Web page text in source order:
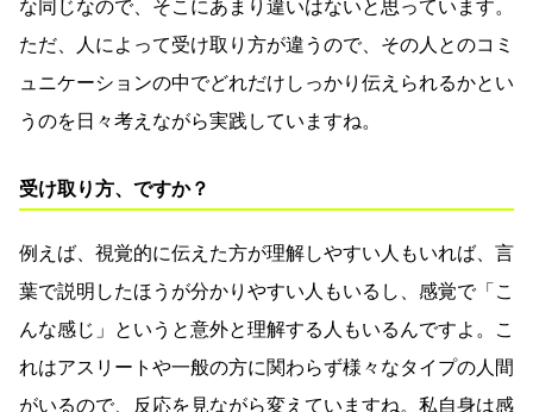
な同じなので、そこにあまり違いはないと思っています。
ただ、人によって受け取り方が違うので、その人とのコミ
ュニケーションの中でどれだけしっかり伝えられるかとい
うのを日々考えながら実践していますね。
受け取り方、ですか？
例えば、視覚的に伝えた方が理解しやすい人もいれば、言
葉で説明したほうが分かりやすい人もいるし、感覚で「こ
んな感じ」というと意外と理解する人もいるんですよ。こ
れはアスリートや一般の方に関わらず様々なタイプの人間
がいるので、反応を見ながら変えていますね。私自身は感